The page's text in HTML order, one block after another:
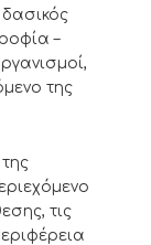
–
της
τις